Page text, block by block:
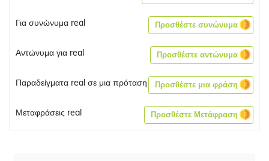
Για συνώνυμα real Προσθέστε συνώνυμα
Αντώνυμα για real Προσθέστε αντώνυμα
Παραδείγματα real σε μια πρόταση Προσθέστε μια φράση
Μεταφράσεις real Προσθέστε Μετάφραση